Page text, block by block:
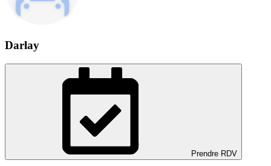
Darlay
Prendre RDV